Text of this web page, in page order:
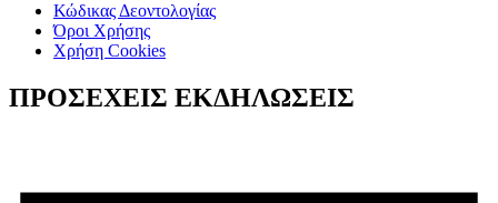
Κώδικας Δεοντολογίας
Όροι Χρήσης
Χρήση Cookies
ΠΡΟΣΕΧΕΙΣ ΕΚΔΗΛΩΣΕΙΣ